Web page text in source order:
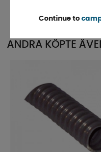
ANDRA KÖPTE
Continue to